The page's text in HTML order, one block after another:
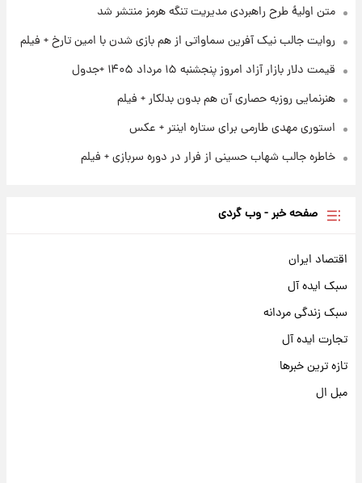
آغاز طرح جدید فروش مشارکت در تولید سایپا؛
سود مشارکت چند درصد است؟
متن اولیۀ طرح راهبردی مدیریت تنگه هرمز منتشر شد
روایت جالب نیک آفرین سماواتی از هم بازی شدن با امین تارخ + فیلم
قیمت دلار بازار آزاد امروز پنجشنبه ۱۵ مرداد ۱۴۰۵ +جدول
هنرنمایی روزبه حصاری آن هم بدون بدلکار + فیلم
استوری مهدی طارمی برای ستاره اینتر + عکس
خاطره جالب شهاب حسینی از فرار در دوره سربازی + فیلم
صفحه خبر - وب گردی
اقتصاد ایران
سبک ایده آل
سبک زندگی مردانه
تجارت ایده آل
تازه ترین خبرها
مبل ال